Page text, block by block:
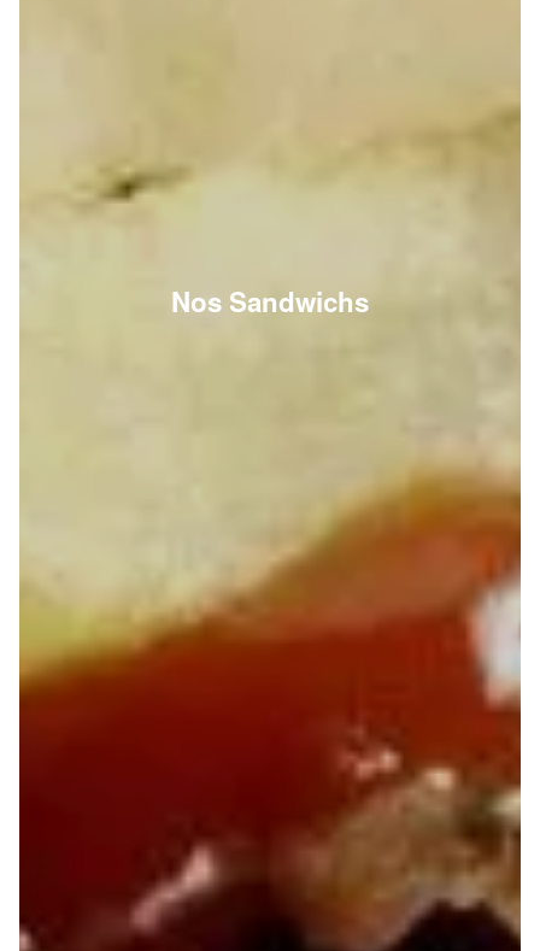
Nos Sandwichs